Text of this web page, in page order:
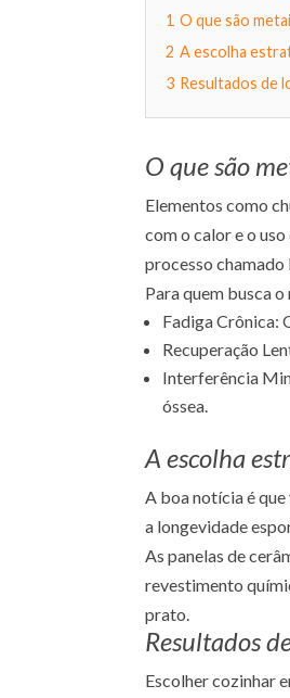
1 O que são
2 A escolha
3 Resultados de
O que são
Elementos como
com o calor e o
processo
Para quem busca
Fadiga Crônica:
Recuperação
Interferência
óssea.
A escolha
A boa notícia é
a longevidade
As panelas de
revestimento
prato.
Resultados
Escolher cozinhar